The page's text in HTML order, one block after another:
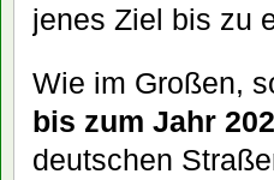
jenes Ziel bis zu
Wie im Großen,
bis zum Jahr
deutschen